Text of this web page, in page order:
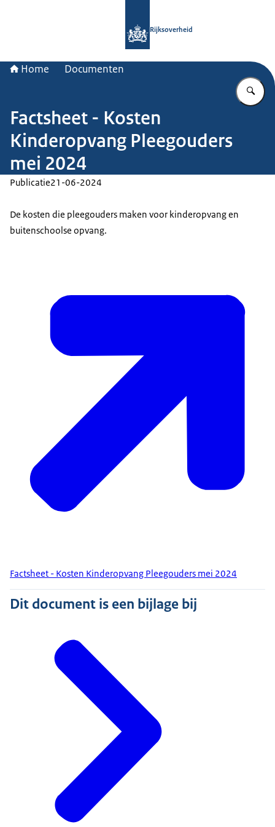
Rijksoverheid
Home Documenten
Factsheet - Kosten
Kinderopvang Pleegouders
mei 2024
Publicatie21-06-2024
De kosten die pleegouders maken voor kinderopvang en
buitenschoolse opvang.
Factsheet - Kosten Kinderopvang Pleegouders mei 2024
Dit document is een bijlage bij